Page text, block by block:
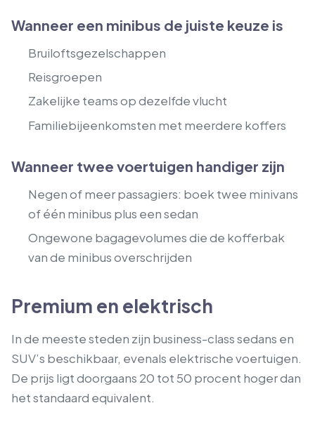
Wanneer een minibus de juiste keuze is
Bruiloftsgezelschappen
Reisgroepen
Zakelijke teams op dezelfde vlucht
Familiebijeenkomsten met meerdere koffers
Wanneer twee voertuigen handiger zijn
Negen of meer passagiers: boek twee minivans
of één minibus plus een sedan
Ongewone bagagevolumes die de kofferbak
van de minibus overschrijden
Premium en elektrisch
In de meeste steden zijn business-class sedans en
SUV’s beschikbaar, evenals elektrische voertuigen.
De prijs ligt doorgaans 20 tot 50 procent hoger dan
het standaard equivalent.